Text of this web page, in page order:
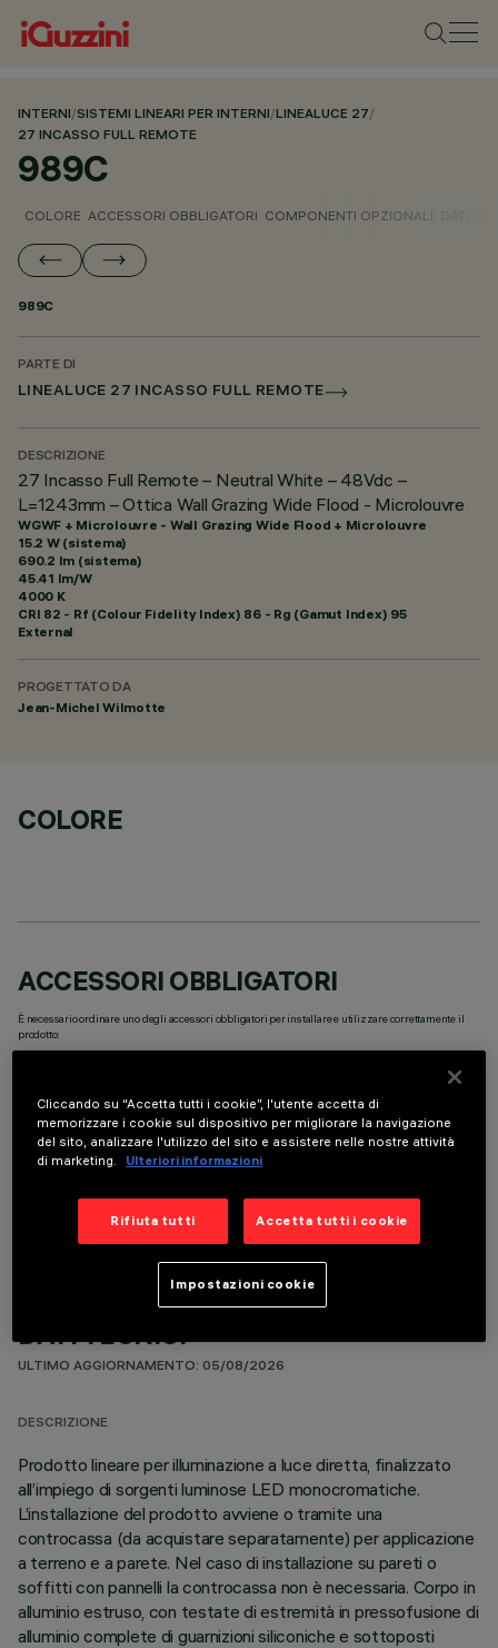
INTERNI/SISTEMI LINEARI PER INTERNI/LINEALUCE 27/
27 INCASSO FULL REMOTE
989C
COLORE ACCESSORI OBBLIGATORI COMPONENTI OPZIONALI
989C
PARTE DI
LINEALUCE 27 INCASSO FULL REMOTE
DESCRIZIONE
27 Incasso Full Remote – Neutral White – 48Vdc –
L=1243mm – Ottica Wall Grazing Wide Flood - Microlouvre
WGWF + Microlouvre - Wall Grazing Wide Flood + Microlouvre
15.2 W (sistema)
690.2 lm (sistema)
45.41 lm/W
4000 K
CRI 82 - Rf (Colour Fidelity Index) 86 - Rg (Gamut Index) 95
External
PROGETTATO DA
Jean-Michel Wilmotte
COLORE
ACCESSORI OBBLIGATORI
È necessario ordinare uno degli accessori obbligatori per installare e utilizzare correttamente il
prodotto:
COMPONENTI OPZIONALI
DATI TECNICI
ULTIMO AGGIORNAMENTO: 05/08/2026
DESCRIZIONE
Prodotto lineare per illuminazione a luce diretta, finalizzato
all’impiego di sorgenti luminose LED monocromatiche.
L’installazione del prodotto avviene o tramite una
controcassa (da acquistare separatamente) per applicazione
a terreno e a parete. Nel caso di installazione su pareti o
soffitti con pannelli la controcassa non è necessaria. Corpo in
alluminio estruso, con testate di estremità in pressofusione di
alluminio complete di guarnizioni siliconiche e sottoposti
Cliccando su “Accetta tutti i cookie”, l'utente accetta di
memorizzare i cookie sul dispositivo per migliorare la navigazione
del sito, analizzare l'utilizzo del sito e assistere nelle nostre attività
di marketing. Ulteriori informazioni
Rifiuta tutti Accetta tutti i cookie
Impostazioni cookie